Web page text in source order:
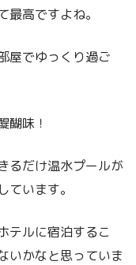
高ですよね。
屋でゆっくり過ご
醐味！
るだけ温水プールが
います。
テルに宿泊するこ
いかなと思っていま